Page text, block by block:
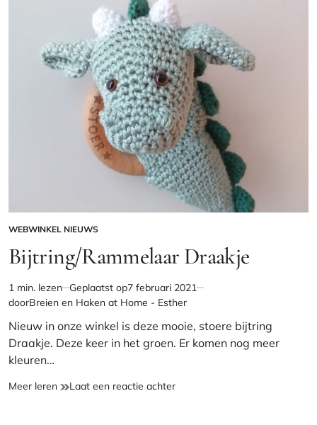
GEPLAATST
IN
WEBWINKEL NIEUWS
Bijtring/Rammelaar Draakje
Geschatte
leestijd
1 min. lezen Geplaatst op7 februari 2021
doorBreien en Haken at Home - Esther
Nieuw in onze winkel is deze mooie, stoere bijtring
Draakje. Deze keer in het groen. Er komen nog meer
kleuren…
Meer leren Bijtring/Rammelaar
Laat een reactie achterop